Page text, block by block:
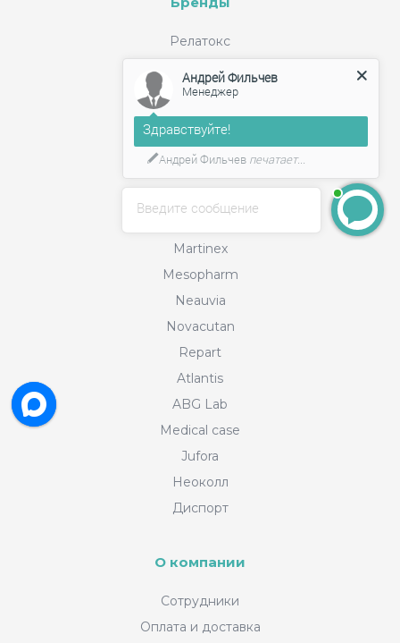
Релатокс
Juvederm
Filorga
Collost
Bellarti
Martinex
Mesopharm
Neauvia
Novacutan
Repart
Atlantis
ABG Lab
Medical case
Jufora
Неоколл
Диспорт
О компании
Сотрудники
Оплата и доставка
Введите сообщение
Андрей Фильчев
Менеджер
Здравствуйте!
Андрей Фильчев печатает...